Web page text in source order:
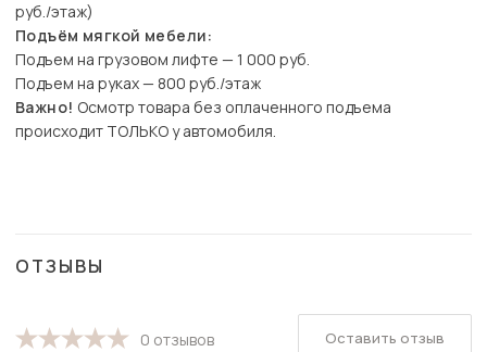
руб./этаж)
Подъём мягкой мебели:
Подъем на грузовом лифте — 1 000 руб.
Подъем на руках — 800 руб./этаж
Важно! Осмотр товара без оплаченного подъема
происходит ТОЛЬКО у автомобиля.
ОТЗЫВЫ
0 отзывов Оставить отзыв